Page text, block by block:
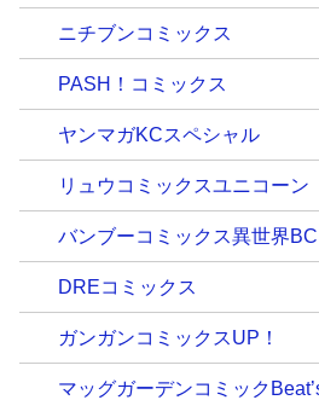
ニチブンコミックス
PASH！コミックス
ヤンマガKCスペシャル
リュウコミックスユニコーン
バンブーコミックス異世界BC
DREコミックス
ガンガンコミックスUP！
マッグガーデンコミック